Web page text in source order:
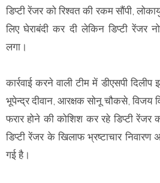
डिप्टी रेंजर को रिश्वत की रकम सौंपी,
लिए घेराबंदी कर दी लेकिन डिप्टी रेंजर
लगा।
कार्रवाई करने वाली टीम में डीएसपी
भूपेन्द्र दीवान, आरक्षक सोनू चौकसे, विजय
फरार होने की कोशिश कर रहे डिप्टी रेंजर
डिप्टी रेंजर के खिलाफ भ्रष्टाचार निवारण
गई है।